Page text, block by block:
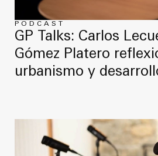
PODCAST
GP Talks: Carlos
Gómez Platero
urbanismo y